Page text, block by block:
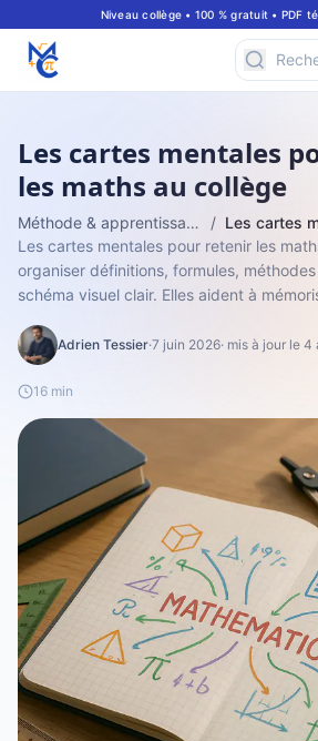
Niveau collège • 100 % gratuit • PDF
Les cartes mentales
les maths au collège
Méthode & apprentissage /
Les cartes mentales pour retenir les
organiser définitions, formules,
schéma visuel clair. Elles aident à
Adrien Tessier·7 juin 2026· mis à jour le
16 min